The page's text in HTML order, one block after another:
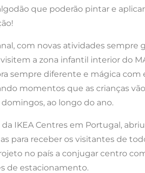
que poderão pintar e
com novas atividades sempre
a zona infantil interior do
sempre diferente e mágica com
momentos que as crianças
ao longo do ano.
IKEA Centres em Portugal,
para receber os visitantes de
no país a conjugar centro
de estacionamento.